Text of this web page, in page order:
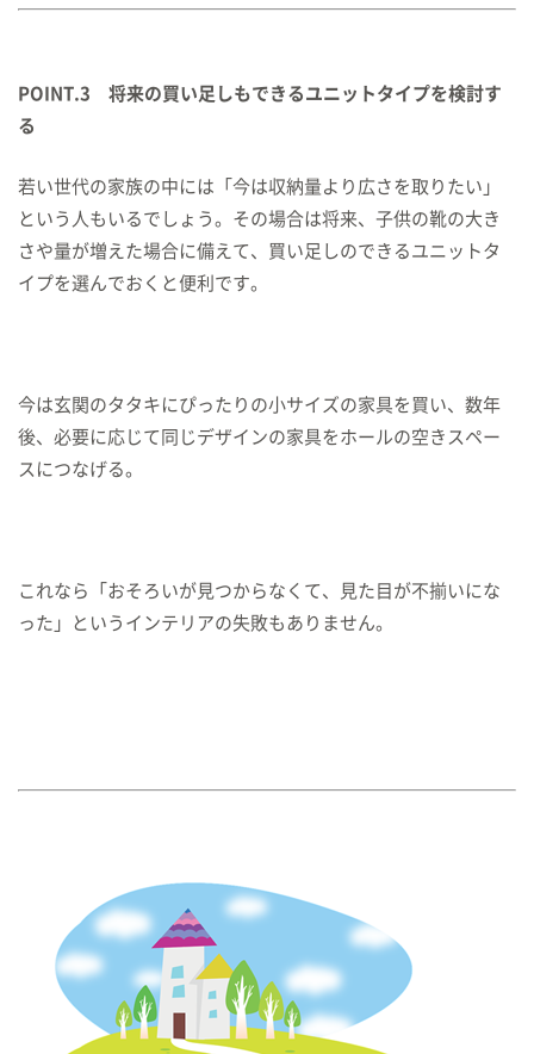
POINT.3 将来の買い足しもできるユニットタイプを検討す
る
若い世代の家族の中には「今は収納量より広さを取りたい」
という人もいるでしょう。その場合は将来、子供の靴の大き
さや量が増えた場合に備えて、買い足しのできるユニットタ
イプを選んでおくと便利です。
今は玄関のタタキにぴったりの小サイズの家具を買い、数年
後、必要に応じて同じデザインの家具をホールの空きスペー
スにつなげる。
これなら「おそろいが見つからなくて、見た目が不揃いにな
った」というインテリアの失敗もありません。